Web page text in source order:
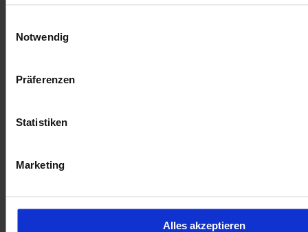
Notwendig
Präferenzen
Statistiken
Marketing
Alles akzeptieren